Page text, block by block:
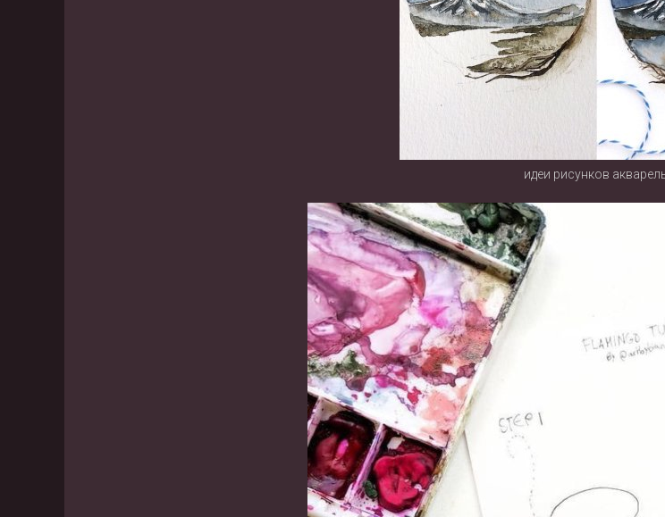
идеи рисунков